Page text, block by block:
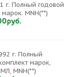
г. Полный годовой
MNH(**)
г. Полный
марок,
MNH(**)